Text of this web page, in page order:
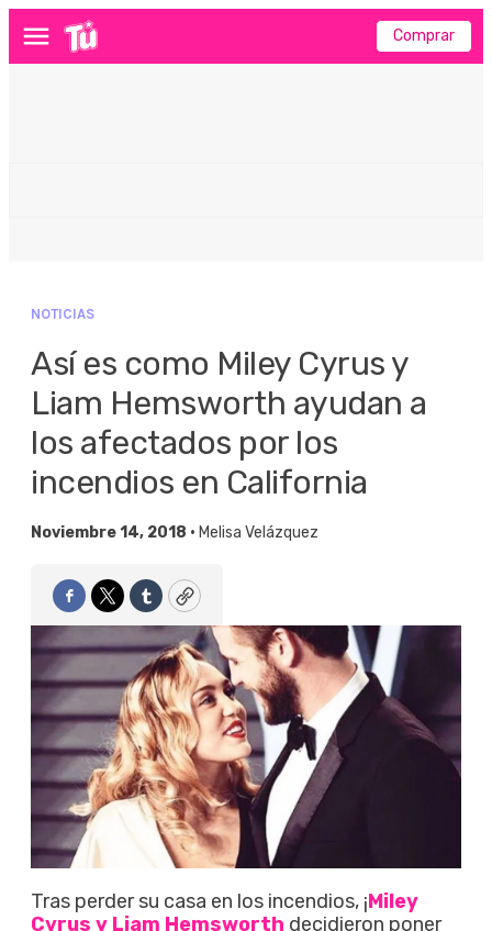
Menú Comprar
NOTICIAS
Así es como Miley Cyrus y
Liam Hemsworth ayudan a
los afectados por los
incendios en California
Noviembre 14, 2018 • Melisa Velázquez
Facebook
TwitterTumblrCopy
Tras perder su casa en los incendios, ¡Miley
Cyrus y Liam Hemsworth decidieron poner